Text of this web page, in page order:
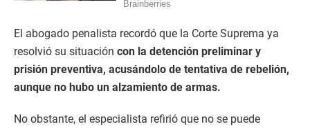
El abogado penalista recordó que la Corte Suprema ya
resolvió su situación con la detención preliminar y
prisión preventiva, acusándolo de tentativa de rebelión,
aunque no hubo un alzamiento de armas.
No obstante, el especialista refirió que no se puede